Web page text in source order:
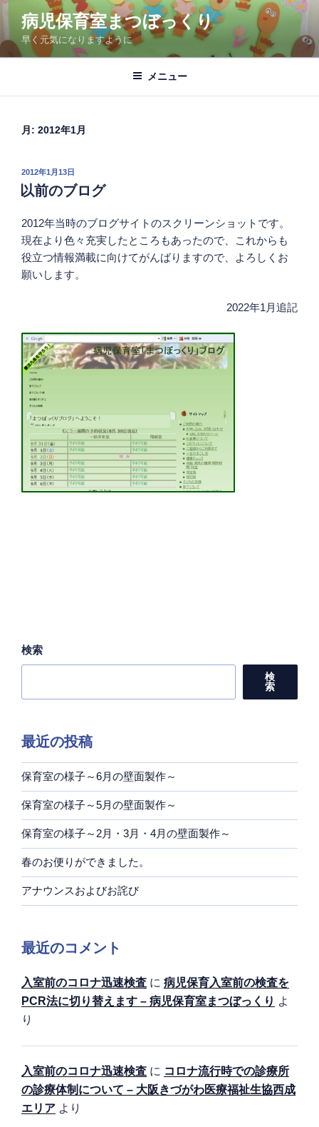
テ
ン
へ
病児保育室まつぼっくり
早く元気になりますように
メニュー
月: 2012年1月
投
稿
日:
2012年1月13日
以前のブログ
2012年当時のブログサイトのスクリーンショットです。
現在より色々充実したところもあったので、これからも
役立つ情報満載に向けてがんばりますので、よろしくお
願いします。
2022年1月追記
検索
検
索
最近の投稿
保育室の様子～6月の壁面製作～
保育室の様子～5月の壁面製作～
保育室の様子～2月・3月・4月の壁面製作～
春のお便りができました。
アナウンスおよびお詫び
最近のコメント
入室前のコロナ迅速検査 に 病児保育入室前の検査を
PCR法に切り替えます – 病児保育室まつぼっくり よ
り
入室前のコロナ迅速検査 に コロナ流行時での診療所
の診療体制について – 大阪きづがわ医療福祉生協西成
エリア より